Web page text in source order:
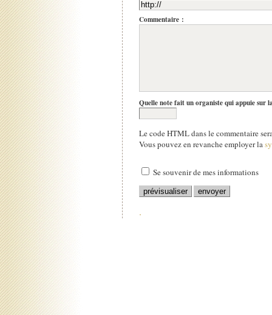
Commentaire :
Quelle note fait un organiste qui appuie sur
Le code HTML dans le commentaire
Vous pouvez en revanche employer la
Se souvenir de mes informations
.